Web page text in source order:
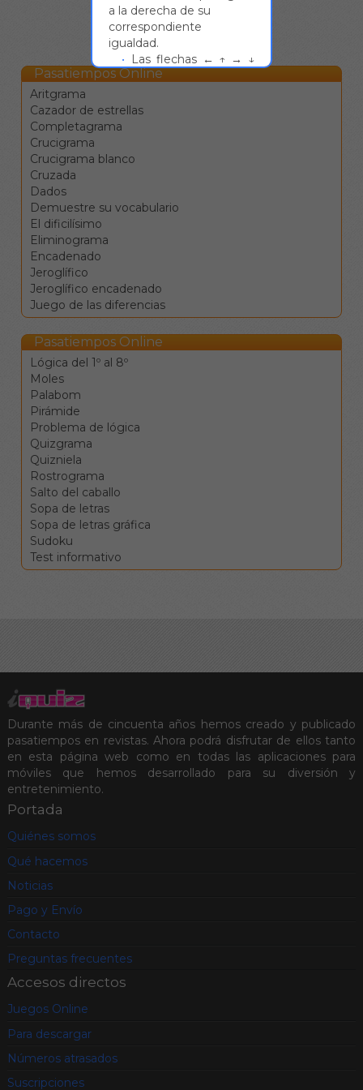
Pasatiempos Online
Aritgrama
Cazador de estrellas
Completagrama
Crucigrama
Crucigrama blanco
Cruzada
Dados
Demuestre su vocabulario
El dificilísimo
Eliminograma
Encadenado
Jeroglífico
Jeroglífico encadenado
Juego de las diferencias
Pasatiempos Online
Lógica del 1º al 8º
Moles
Palabom
Pirámide
Problema de lógica
Quizgrama
Quizniela
Rostrograma
Salto del caballo
Sopa de letras
Sopa de letras gráfica
Sudoku
Test informativo
Durante más de cincuenta años hemos creado y publicado
pasatiempos en revistas. Ahora podrá disfrutar de ellos tanto
en esta página web como en todas las aplicaciones para
móviles que hemos desarrollado para su diversión y
entretenimiento.
Portada
Quiénes somos
Qué hacemos
Noticias
Pago y Envío
Contacto
Preguntas frecuentes
Accesos directos
Juegos Online
Para descargar
Números atrasados
Suscripciones
a la derecha de su
correspondiente
igualdad.
Las flechas ← ↑ → ↓
sirven para moverse
cuatro direcciones.
siguiente definición.
desplazamiento.
La tecla de borrado
(supr) borra el valor de
la casilla sin moverse.
Clique en una
definición para ir a la
celdas
solución le ayudarán en el
puntuación final.